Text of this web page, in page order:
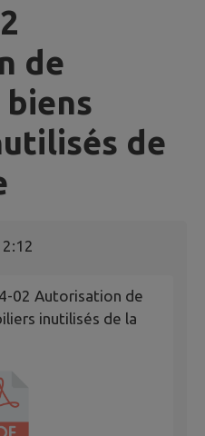
de
biens
de
02 Autorisation de
inutilisés de la